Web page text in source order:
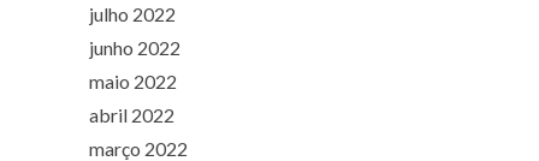
julho 2022
junho 2022
maio 2022
abril 2022
março 2022